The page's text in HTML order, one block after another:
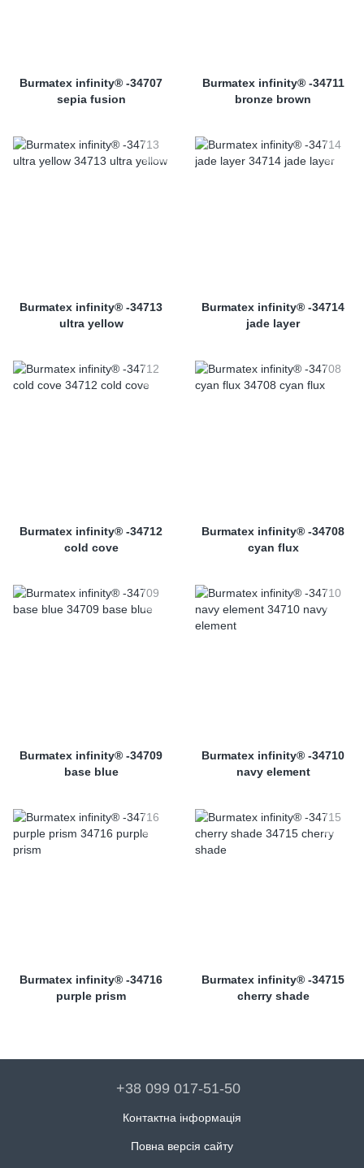
Burmatex infinity® -34707
sepia fusion
Burmatex infinity® -34711
bronze brown
Burmatex infinity® -34713
ultra yellow
Burmatex infinity® -34714
jade layer
Burmatex infinity® -34712
cold cove
Burmatex infinity® -34708
cyan flux
Burmatex infinity® -34709
base blue
Burmatex infinity® -34710
navy element
Burmatex infinity® -34716
purple prism
Burmatex infinity® -34715
cherry shade
+38 099 017-51-50
Контактна інформація
Повна версія сайту